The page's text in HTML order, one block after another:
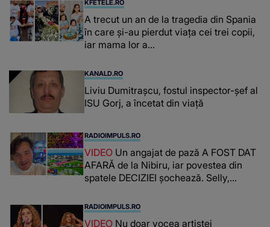
KFETELE.RO
A trecut un an de la tragedia din Spania
în care și-au pierdut viața cei trei copii,
iar mama lor a…
KANALD.RO
Liviu Dumitrașcu, fostul inspector-șef al
ISU Gorj, a încetat din viață
RADIOIMPULS.RO
VIDEO Un angajat de pază A FOST DAT
AFARĂ de la Nibiru, iar povestea din
spatele DECIZIEI șochează. Selly,
CREDEA CĂ VA VEDEA AȘA CEVA: "Fix
în fața unui..."
RADIOIMPULS.RO
VIDEO Nu doar vocea artistei